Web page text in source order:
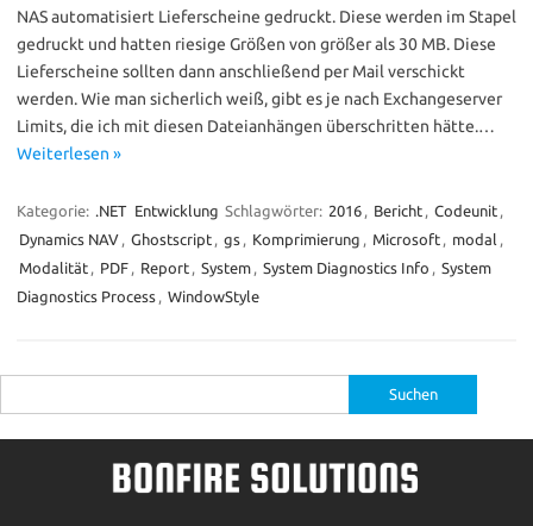
NAS automatisiert Lieferscheine gedruckt. Diese werden im Stapel
gedruckt und hatten riesige Größen von größer als 30 MB. Diese
Lieferscheine sollten dann anschließend per Mail verschickt
werden. Wie man sicherlich weiß, gibt es je nach Exchangeserver
Limits, die ich mit diesen Dateianhängen überschritten hätte.…
Weiterlesen »
Kategorie: .NET Entwicklung Schlagwörter: 2016 , Bericht , Codeunit ,
Dynamics NAV , Ghostscript , gs , Komprimierung , Microsoft , modal ,
Modalität , PDF , Report , System , System Diagnostics Info , System
Diagnostics Process , WindowStyle
nach: